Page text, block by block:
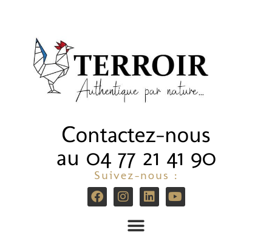
Contactez-nous
au 04 77 21 41 90
Suivez-nous :